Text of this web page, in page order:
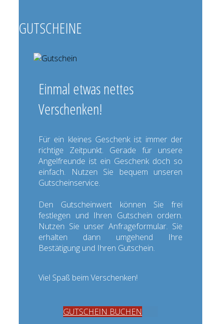
GUTSCHEINE
Einmal etwas nettes
Verschenken!
Für ein kleines Geschenk ist immer der
richtige Zeitpunkt. Gerade für unsere
Angelfreunde ist ein Geschenk doch so
einfach. Nutzen Sie bequem unseren
Gutscheinservice.
Den Gutscheinwert können Sie frei
festlegen und Ihren Gutschein ordern.
Nutzen Sie unser Anfrageformular. Sie
erhalten dann umgehend Ihre
Bestätigung und Ihren Gutschein.
Viel Spaß beim Verschenken!
GUTSCHEIN BUCHEN